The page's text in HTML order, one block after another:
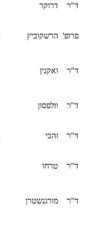
ד"ר דרוקר
פרופ' הרשקוביץ
ד"ר ואקנין
ד"ר וולפסון
ד"ר זהבי
ד"ר טרחו
ד"ר מורגנשטרן